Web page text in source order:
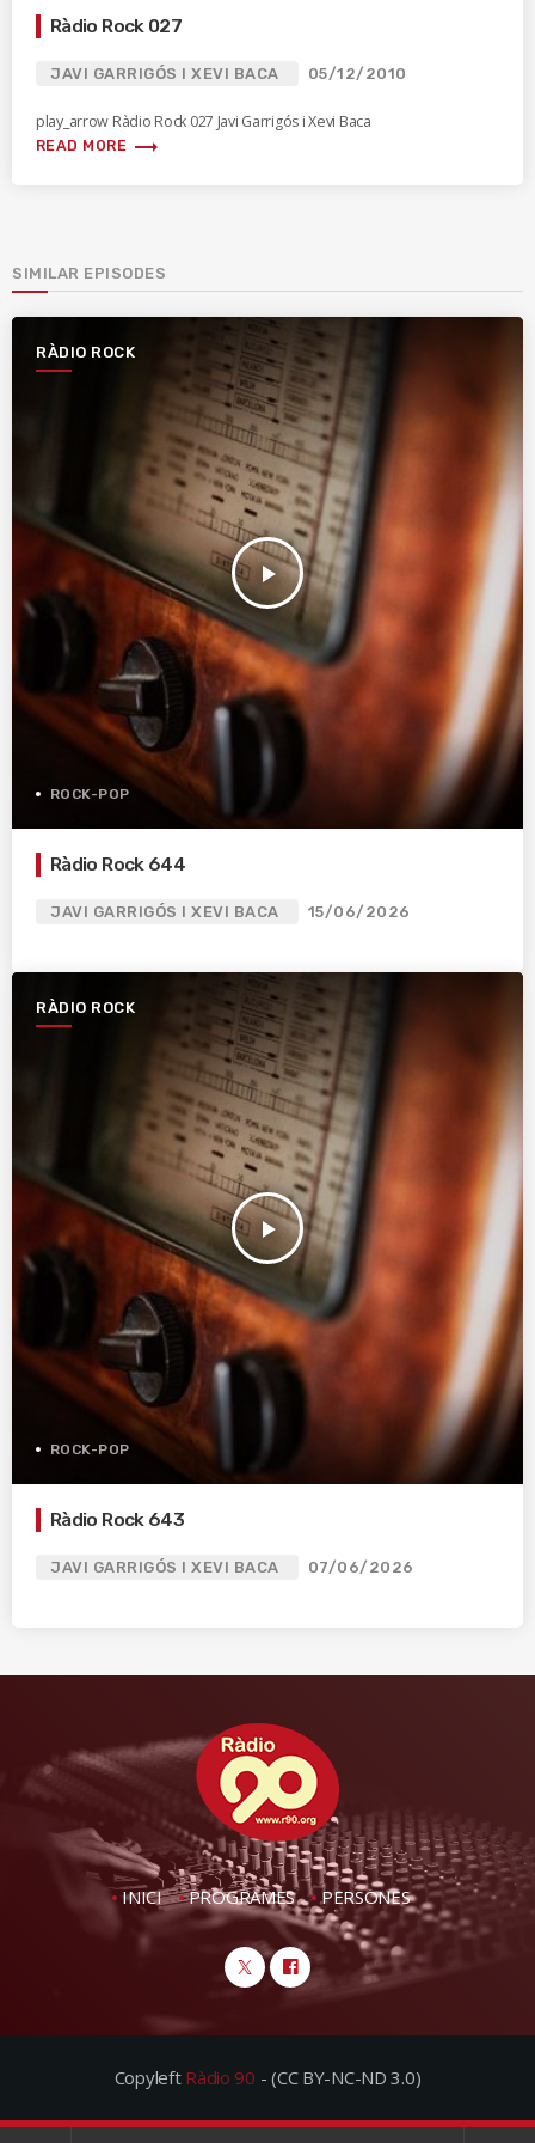
Ràdio Rock 027
JAVI GARRIGÓS I XEVI BACA 05/12/2010
play_arrow Ràdio Rock 027 Javi Garrigós i Xevi Baca
READ MORE trending_flat
SIMILAR EPISODES
RÀDIO ROCK
play_arrow
ROCK-POP
Ràdio Rock 644
JAVI GARRIGÓS I XEVI BACA 15/06/2026
RÀDIO ROCK
play_arrow
ROCK-POP
Ràdio Rock 643
JAVI GARRIGÓS I XEVI BACA 07/06/2026
INICI PROGRAMES PERSONES
Copyleft Ràdio 90 - (CC BY-NC-ND 3.0)